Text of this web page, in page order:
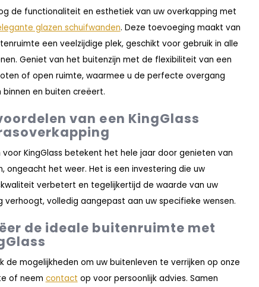
de functionaliteit en esthetiek van uw overkapping met
glazen schuifwanden. Deze toevoeging maakt van
een veelzijdige plek, geschikt voor gebruik in alle
Geniet van het buitenzijn met de flexibiliteit van een
of open ruimte, waarmee u de perfecte overgang
binnen en buiten creëert.
van een KingGlass
voor KingGlass betekent het hele jaar door genieten van
ongeacht het weer. Het is een investering die uw
verbetert en tegelijkertijd de waarde van uw
verhoogt, volledig aangepast aan uw specifieke wensen.
de ideale buitenruimte met
de mogelijkheden om uw buitenleven te verrijken op onze
of neem contact op voor persoonlijk advies. Samen